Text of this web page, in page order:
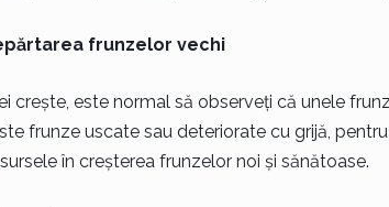
frunzelor vechi
crește, este normal să observeți că unele
frunze uscate sau deteriorate cu grijă,
în creșterea frunzelor noi și sănătoase.